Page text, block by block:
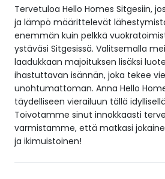
Tervetuloa Hello Homes Sitgesiin,
ja lämpö määrittelevät
enemmän kuin pelkkä
ystäväsi Sitgesissä. Valitsemalla
laadukkaan majoituksen lisäksi
ihastuttavan isännän, joka tekee
unohtumattoman. Anna Hello
täydelliseen vierailuun tällä
Toivotamme sinut innokkaasti
varmistamme, että matkasi
ja ikimuistoinen!